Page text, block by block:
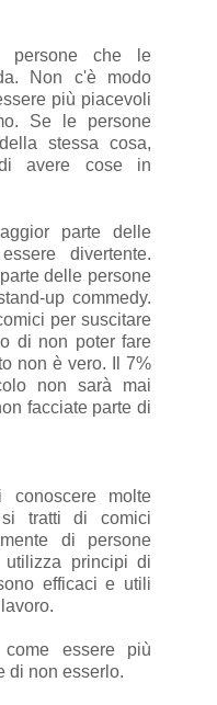
persone che le
Non c'è modo
più piacevoli
Se le persone
stessa cosa,
avere cose in
parte delle
divertente.
delle persone
up commedy.
per suscitare
di non poter fare
non è vero. Il 7%
non sarà mai
facciate parte di
molte
si tratti di comici
di persone
principi di
efficaci e utili
essere più
di non esserlo.